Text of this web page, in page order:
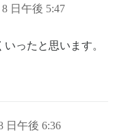
日午後 5:47
ったと思います。
日午後 6:36